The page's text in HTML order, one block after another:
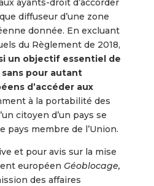
ayants-droit d’accorder
diffuseur d’une zone
donnée. En excluant
du Règlement de 2018,
un objectif essentiel de
pour autant
d’accéder aux
à la portabilité des
citoyen d’un pays se
pays membre de l’Union.
et pour avis sur la mise
européen Géoblocage,
des affaires